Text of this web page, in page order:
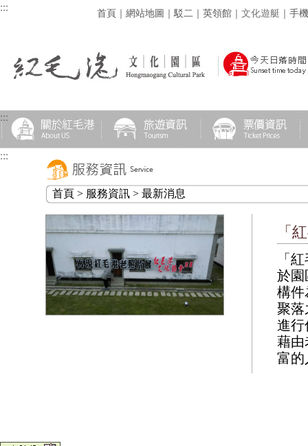
::: 首頁 ｜ 網站地圖 ｜ 駁二 ｜ 英領館 ｜ 文化遊艇 ｜ 手
:::
:::
首頁 > 服務資訊 > 最新消息
「
「
於園
構件
聚落
進行
藉由
富的